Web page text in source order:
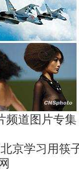
频道图片专集
学习用筷